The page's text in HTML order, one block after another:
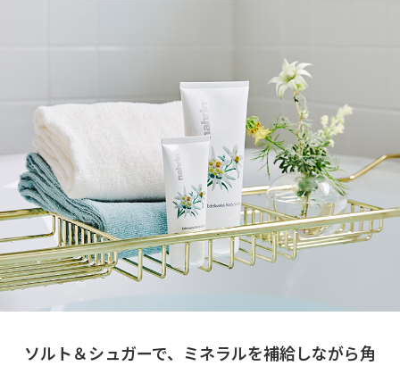
ソルト＆シュガーで、ミネラルを補給しながら角